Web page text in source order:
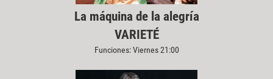
La máquina de la alegría
VARIETÉ
Funciones: Viernes 21:00